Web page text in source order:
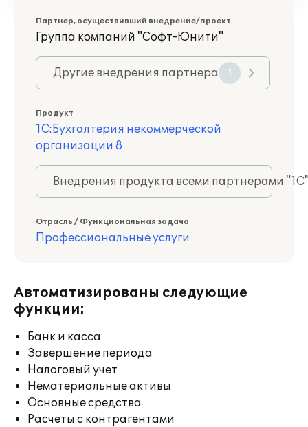
Партнер, осуществивший внедрение/проект
Группа компаний "Софт-Юнити"
Другие внедрения партнера 1
Продукт
1С:Бухгалтерия некоммерческой
организации 8
Внедрения продукта всеми партнерами
Отрасль / Функциональная задача
Профессиональные услуги
Автоматизированы следующие
функции:
Банк и касса
Завершение периода
Налоговый учет
Нематериальные активы
Основные средства
Расчеты с контрагентами